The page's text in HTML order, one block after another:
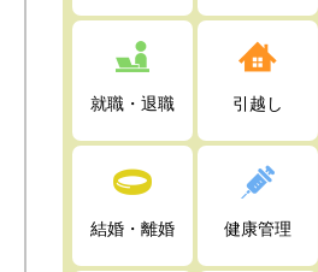
就職・退職 引越し
結婚・離婚 健康管理